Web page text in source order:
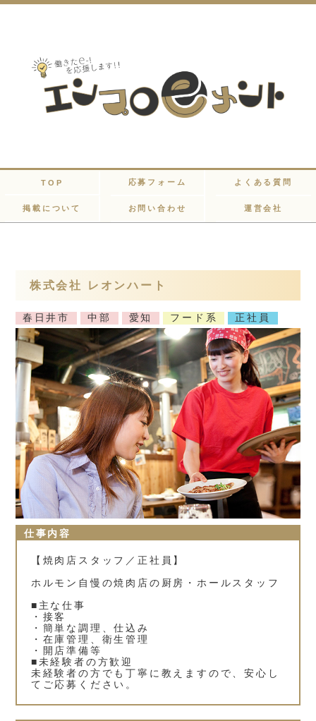
TOP 応募フォーム よくある質問
掲載について お問い合わせ 運営会社
株式会社 レオンハート
春日井市 中部 愛知 フード系 正社員
仕事内容
【焼肉店スタッフ／正社員】
ホルモン自慢の焼肉店の厨房・ホールスタッフ
■主な仕事
・接客
・簡単な調理、仕込み
・在庫管理、衛生管理
・開店準備等
■未経験者の方歓迎
未経験者の方でも丁寧に教えますので、安心し
てご応募ください。